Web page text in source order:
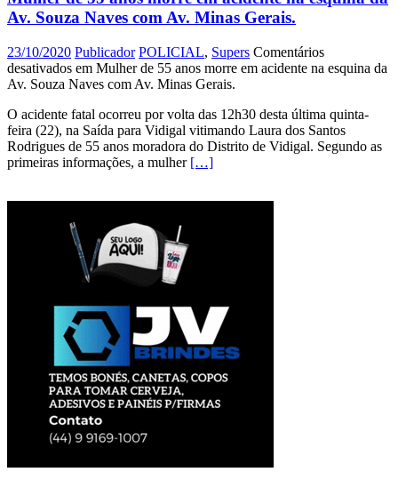
Av. Souza Naves com Av. Minas Gerais.
23/10/2020 Publicador POLICIAL, Supers Comentários
desativados em Mulher de 55 anos morre em acidente na esquina da
Av. Souza Naves com Av. Minas Gerais.
O acidente fatal ocorreu por volta das 12h30 desta última quinta-
feira (22), na Saída para Vidigal vitimando Laura dos Santos
Rodrigues de 55 anos moradora do Distrito de Vidigal. Segundo as
primeiras informações, a mulher […]